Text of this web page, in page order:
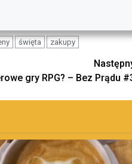
święta zakupy
gry RPG? – Bez Prądu